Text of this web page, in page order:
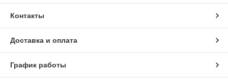
Контакты
Доставка и оплата
График работы